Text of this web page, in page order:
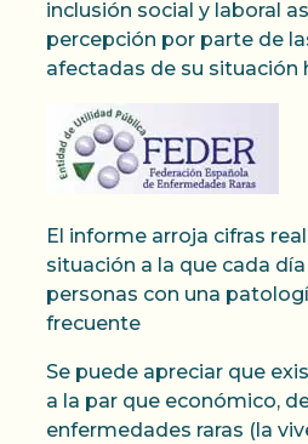
inclusión social y laboral
percepción por parte de
afectadas de su situación
El informe arroja cifras
situación a la que cada
personas con una
frecuente
Se puede apreciar que
a la par que económico,
enfermedades raras (la